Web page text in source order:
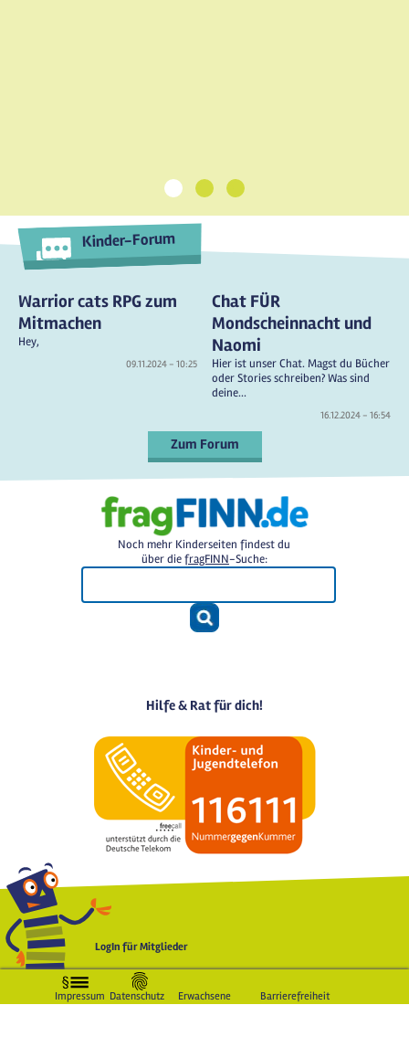
1 2 3
Kinder-Forum
Warrior cats RPG zum
Mitmachen
Hey,
09.11.2024 - 10:25
Chat FÜR
Mondscheinnacht und
Naomi
Hier ist unser Chat. Magst du Bücher
oder Stories schreiben? Was sind
deine...
16.12.2024 - 16:54
Zum Forum
Noch mehr Kinderseiten findest du
über diefragFINN-Suche:
Hilfe & Rat für dich!
LogIn für Mitglieder
Impressum Datenschutz Erwachsene Barrierefreiheit